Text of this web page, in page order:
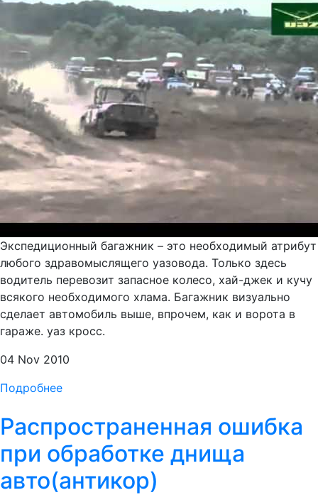
Экспедиционный багажник – это необходимый атрибут
любого здравомыслящего уазовода. Только здесь
водитель перевозит запасное колесо, хай-джек и кучу
всякого необходимого хлама. Багажник визуально
сделает автомобиль выше, впрочем, как и ворота в
гараже. уаз кросс.
04 Nov 2010
Подробнее
Распространенная ошибка
при обработке днища
авто(антикор)